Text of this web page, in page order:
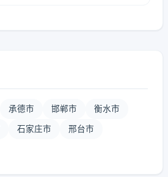
承德市 邯郸市 衡水市
石家庄市 邢台市